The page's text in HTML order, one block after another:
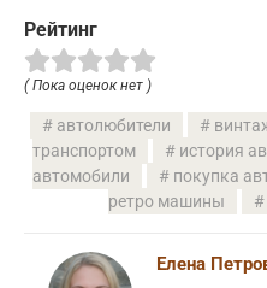
Рейтинг
( Пока оценок нет )
автолюбители
транспортом
история
автомобили
покупка
ретро машины
Елена